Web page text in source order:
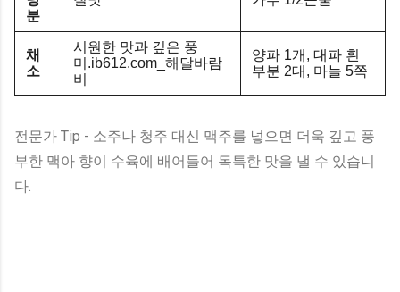
분
채
소
시원한 맛과 깊은 풍
미.ib612.com_해달바람
비
양파 1개, 대파 흰
부분 2대, 마늘 5쪽
전문가 Tip - 소주나 청주 대신 맥주를 넣으면 더욱 깊고 풍
부한 맥아 향이 수육에 배어들어 독특한 맛을 낼 수 있습니
다.